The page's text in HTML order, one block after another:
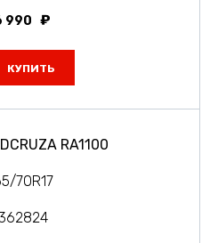
990
КУПИТЬ
RA1100
70R17